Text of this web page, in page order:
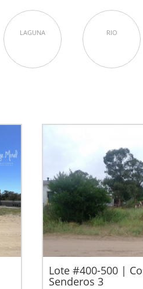
LAGUNA RIO
Lote #400-500 |
Senderos 3